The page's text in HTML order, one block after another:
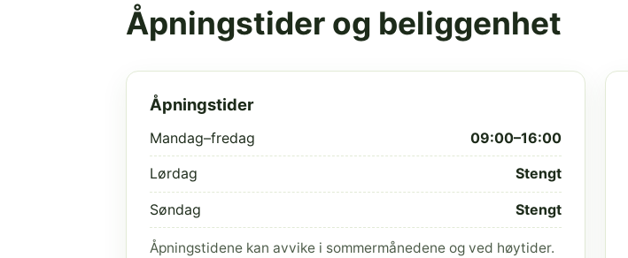
Åpningstider og beliggenhet
Åpningstider
Mandag–fredag 09:00–16:00
Lørdag Stengt
Søndag Stengt
Åpningstidene kan avvike i sommermånedene og ved høytider.